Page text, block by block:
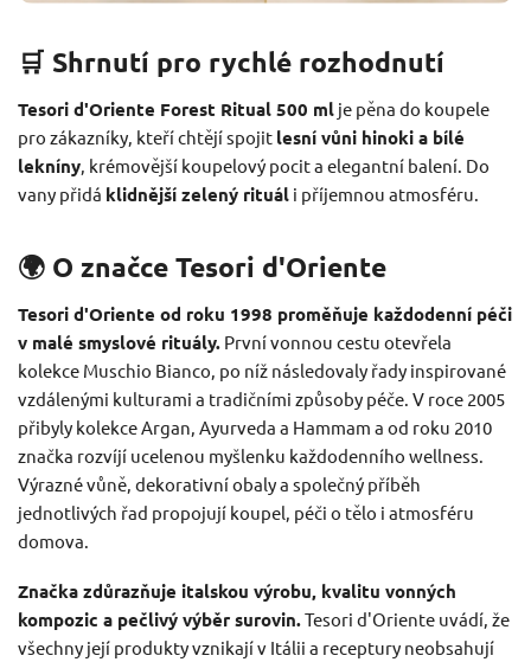
🛒 Shrnutí pro rychlé rozhodnutí
Tesori d'Oriente Forest Ritual 500 ml je pěna do koupele
pro zákazníky, kteří chtějí spojit lesní vůni hinoki a bílé
lekníny, krémovější koupelový pocit a elegantní balení. Do
vany přidá klidnější zelený rituál i příjemnou atmosféru.
🌍 O značce Tesori d'Oriente
Tesori d'Oriente od roku 1998 proměňuje každodenní péči
v malé smyslové rituály. První vonnou cestu otevřela
kolekce Muschio Bianco, po níž následovaly řady inspirované
vzdálenými kulturami a tradičními způsoby péče. V roce 2005
přibyly kolekce Argan, Ayurveda a Hammam a od roku 2010
značka rozvíjí ucelenou myšlenku každodenního wellness.
Výrazné vůně, dekorativní obaly a společný příběh
jednotlivých řad propojují koupel, péči o tělo i atmosféru
domova.
Značka zdůrazňuje italskou výrobu, kvalitu vonných
kompozic a pečlivý výběr surovin.Tesori d'Oriente uvádí, že
všechny její produkty vznikají v Itálii a receptury neobsahují